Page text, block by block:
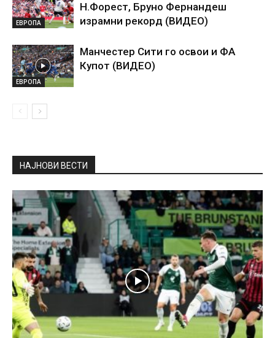
ЕВРОПА
Н.Форест, Бруно Фернандеш
израмни рекорд (ВИДЕО)
ЕВРОПА
Манчестер Сити го освои и ФА
Купот (ВИДЕО)
НАЈНОВИ ВЕСТИ